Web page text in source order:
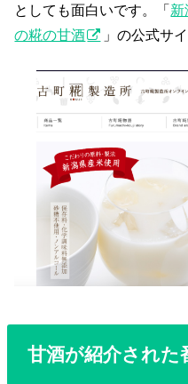
としても面白いです。「新
の糀の甘酒
」の公式サ
甘酒が紹介された